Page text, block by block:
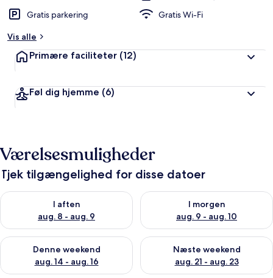
Gratis parkering
Gratis Wi-Fi
Vis alle
Primære faciliteter (12)
Føl dig hjemme (6)
Værelsesmuligheder
Tjek tilgængelighed for disse datoer
I aften
aug. 8 - aug. 9
Tjek tilgængelighed for i aften aug. 8 - aug. 9
I morgen
aug. 9 - aug. 10
Tjek tilgængelighed for i
Denne weekend
aug. 14 - aug. 16
Tjek tilgængelighed for denne weekend aug. 14 - aug. 16
Næste weekend
aug. 21 - aug. 23
Tjek tilgængelighed for næste